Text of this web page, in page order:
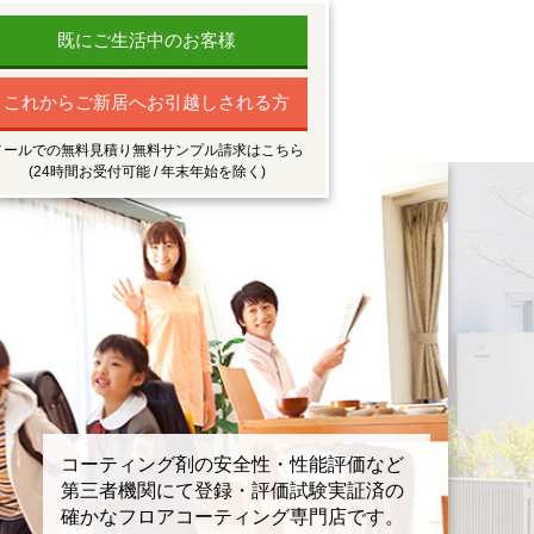
既にご生活中のお客様
これからご新居へお引越しされる方
ールでの無料見積り無料サンプル請求はこちら
(24時間お受付可能 / 年末年始を除く)
コーティング剤の安全性・性能評価など
第三者機関にて登録・評価試験実証済の
確かなフロアコーティング専門店です。